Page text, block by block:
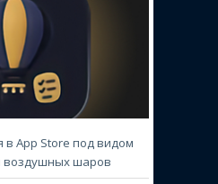
в App Store под видом
воздушных шаров